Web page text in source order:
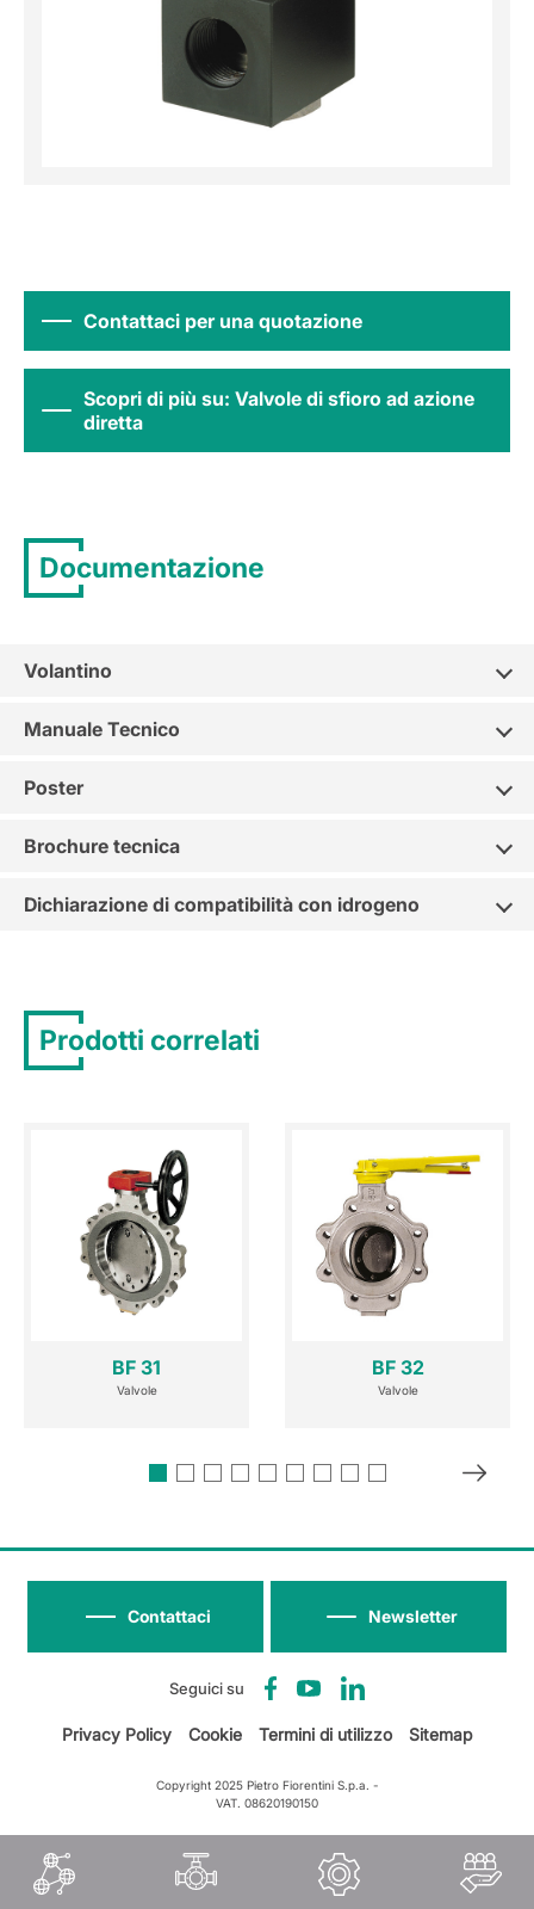
Contattaci per una quotazione
Scopri di più su: Valvole di sfioro ad azione
diretta
Documentazione
Volantino
Manuale Tecnico
Poster
Brochure tecnica
Dichiarazione di compatibilità con idrogeno
Prodotti correlati
BF 31
Valvole
BF 32
Valvole
Seguici su
Newsletter
Contattaci
Privacy Policy Cookie Termini di utilizzo Sitemap
Copyright 2025 Pietro Fiorentini S.p.a. -
VAT. 08620190150